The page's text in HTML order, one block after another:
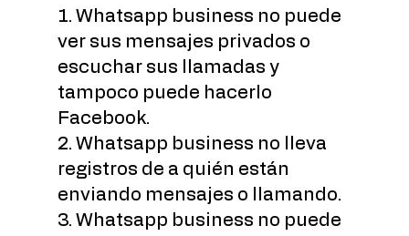
1. Whatsapp business no puede
ver sus mensajes privados o
escuchar sus llamadas y
tampoco puede hacerlo
Facebook.
2. Whatsapp business no lleva
registros de a quién están
enviando mensajes o llamando.
3. Whatsapp business no puede